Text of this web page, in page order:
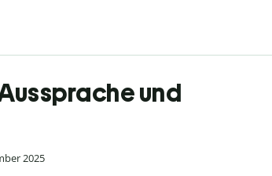
und
2025